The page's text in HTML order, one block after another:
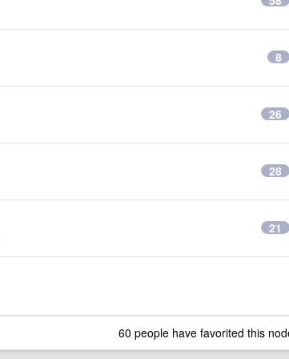
8
26
28
21
60 people have favorited this